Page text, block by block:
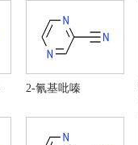
2-氰基吡嗪